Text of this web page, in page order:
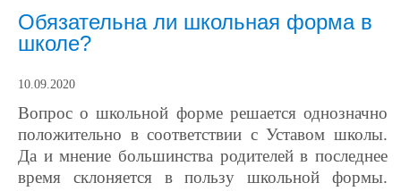
Обязательна ли школьная форма в
школе?
10.09.2020
Вопрос о школьной форме решается однозначно
положительно в соответствии с Уставом школы.
Да и мнение большинства родителей в последнее
время склоняется в пользу школьной формы.